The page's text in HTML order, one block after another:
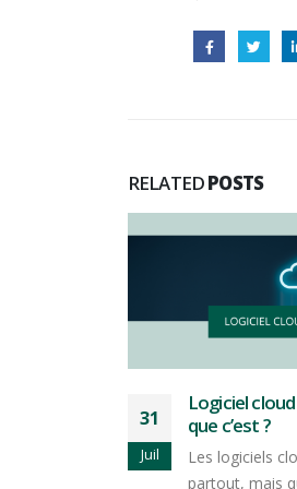
RELATEDPOSTS
16
Juil
Bien définir
avant de
guide
Vous avez